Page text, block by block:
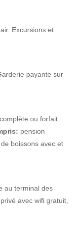
Excursions et
payante sur
ou forfait
pension
boissons avec et
au terminal des
avec wifi gratuit,